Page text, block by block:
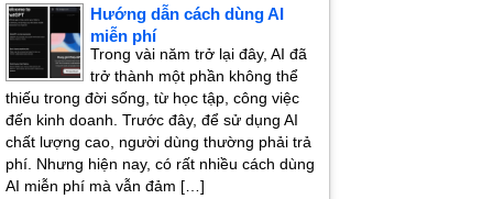
Hướng dẫn cách dùng AI
miễn phí
Trong vài năm trở lại đây, AI đã
trở thành một phần không thể
thiếu trong đời sống, từ học tập, công việc
đến kinh doanh. Trước đây, để sử dụng AI
chất lượng cao, người dùng thường phải trả
phí. Nhưng hiện nay, có rất nhiều cách dùng
AI miễn phí mà vẫn đảm […]